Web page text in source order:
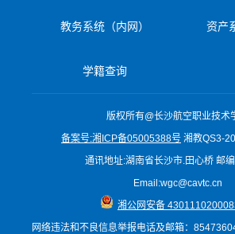
教务系统（内网） 资产
学籍查询
版权所有@长沙航空职业技术
备案号:湘ICP备05005388号 湘教QS3-
通讯地址:湖南省长沙市.田心桥 邮
Email:wgc@cavtc.cn
湘公网安备
网络违法和不良信息举报电话及邮箱：